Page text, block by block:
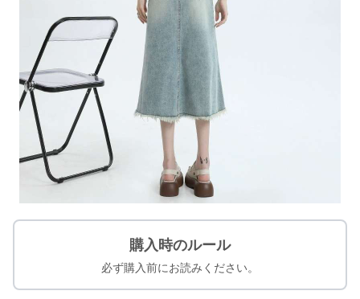
購入時のルール
必ず購入前にお読みください。